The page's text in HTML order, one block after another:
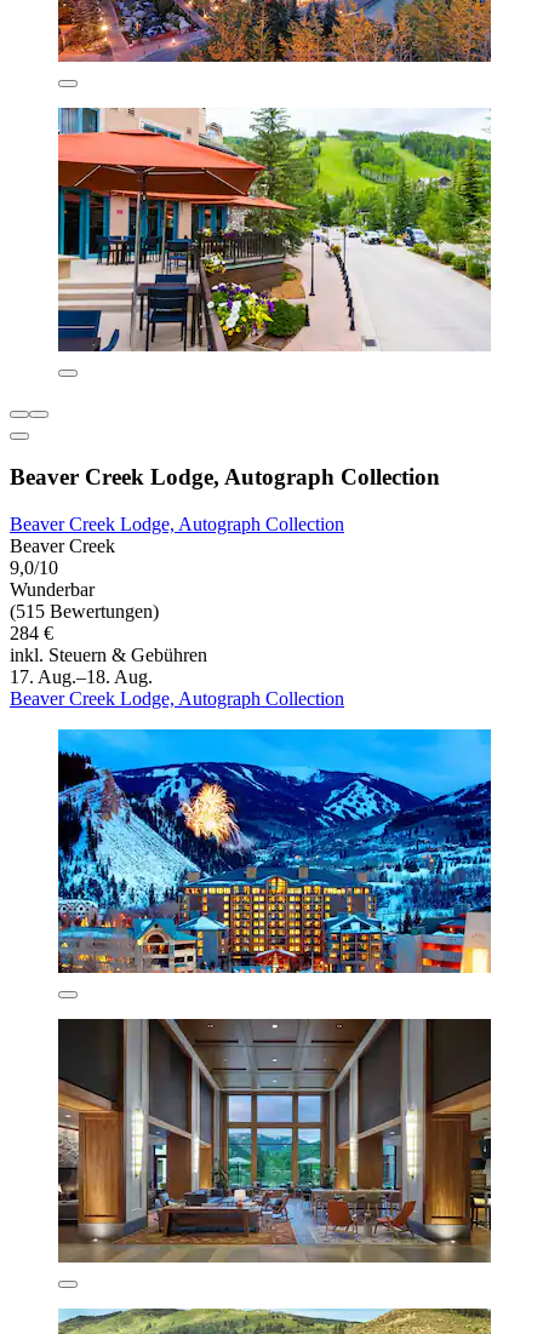
Beaver Creek Lodge, Autograph Collection
Beaver Creek Lodge, Autograph Collection
Beaver Creek
9,0/10
Wunderbar
(515 Bewertungen)
284 €
inkl. Steuern & Gebühren
17. Aug.–18. Aug.
Beaver Creek Lodge, Autograph Collection